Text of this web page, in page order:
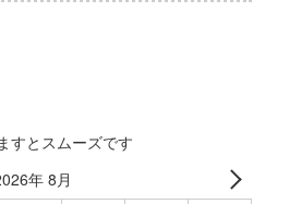
すとスムーズです
年 8月